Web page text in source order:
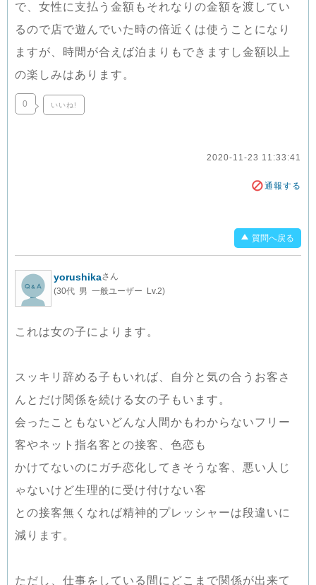
で、女性に支払う金額もそれなりの金額を渡してい
るので店で遊んでいた時の倍近くは使うことになり
ますが、時間が合えば泊まりもできますし金額以上
の楽しみはあります。
0 いいね!
2020-11-23 11:33:41
通報する
質問へ戻る
yorushikaさん
(30代 男 一般ユーザー Lv.2)
これは女の子によります。
スッキリ辞める子もいれば、自分と気の合うお客さ
んとだけ関係を続ける女の子もいます。
会ったこともないどんな人間かもわからないフリー
客やネット指名客との接客、色恋も
かけてないのにガチ恋化してきそうな客、悪い人じ
ゃないけど生理的に受け付けない客
との接客無くなれば精神的プレッシャーは段違いに
減ります。
ただし、仕事をしている間にどこまで関係が出来て